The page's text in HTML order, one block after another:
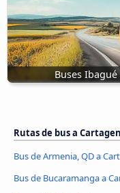
Buses
Rutas de bus a
Bus de Armenia, QD a
Bus de Bucaramanga a